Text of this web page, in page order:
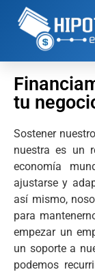
tu
Sostener
nuestra es un
economía
ajustarse y
así mismo,
para
empezar un
un soporte a
podemos